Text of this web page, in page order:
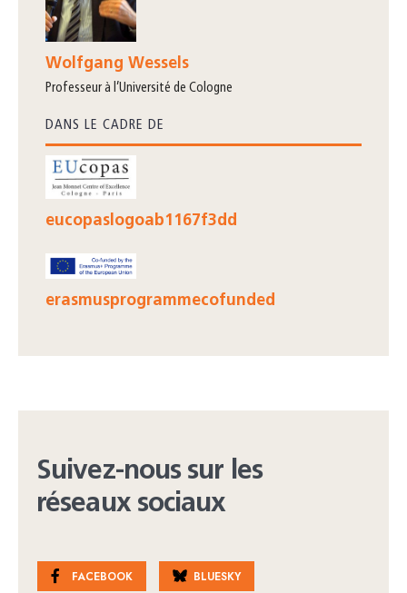
Wolfgang Wessels
professeur à l’Université de Cologne
DANS LE CADRE DE
eucopaslogoab1167f3dd
erasmusprogrammecofunded
Suivez-nous sur les
réseaux sociaux
FACEBOOK BLUESKY